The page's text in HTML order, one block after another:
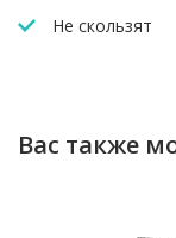
Не скользят
Вас также